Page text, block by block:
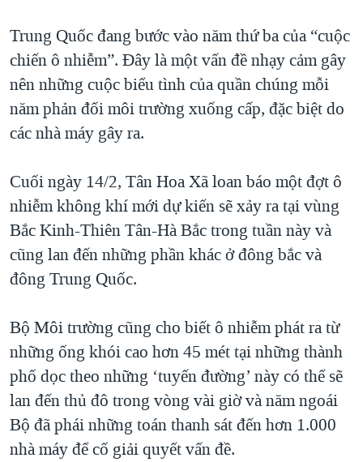
Trung Quốc đang bước vào năm thứ ba của “cuộc
chiến ô nhiễm”. Đây là một vấn đề nhạy cảm gây
nên những cuộc biểu tình của quần chúng mỗi
năm phản đối môi trường xuống cấp, đặc biệt do
các nhà máy gây ra.
Cuối ngày 14/2, Tân Hoa Xã loan báo một đợt ô
nhiễm không khí mới dự kiến sẽ xảy ra tại vùng
Bắc Kinh-Thiên Tân-Hà Bắc trong tuần này và
cũng lan đến những phần khác ở đông bắc và
đông Trung Quốc.
Bộ Môi trường cũng cho biết ô nhiễm phát ra từ
những ống khói cao hơn 45 mét tại những thành
phố dọc theo những ‘tuyến đường’ này có thể sẽ
lan đến thủ đô trong vòng vài giờ và năm ngoái
Bộ đã phái những toán thanh sát đến hơn 1.000
nhà máy để cố giải quyết vấn đề.